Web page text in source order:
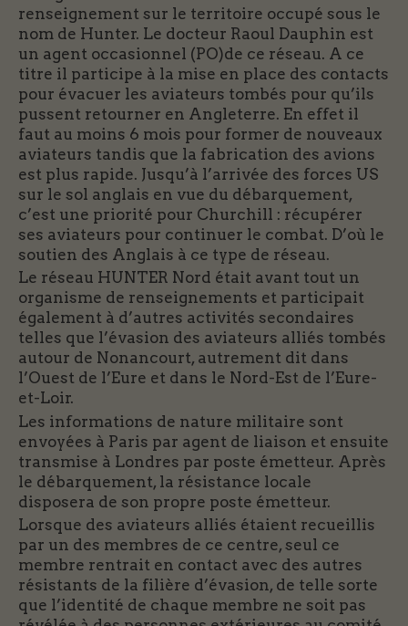
renseignement sur le territoire occupé sous le
nom de Hunter. Le docteur Raoul Dauphin est
un agent occasionnel (PO)de ce réseau. A ce
titre il participe à la mise en place des contacts
pour évacuer les aviateurs tombés pour qu’ils
pussent retourner en Angleterre. En effet il
faut au moins 6 mois pour former de nouveaux
aviateurs tandis que la fabrication des avions
est plus rapide. Jusqu’à l’arrivée des forces US
sur le sol anglais en vue du débarquement,
c’est une priorité pour Churchill : récupérer
ses aviateurs pour continuer le combat. D’où le
soutien des Anglais à ce type de réseau.
Le réseau HUNTER Nord était avant tout un
organisme de renseignements et participait
également à d’autres activités secondaires
telles que l’évasion des aviateurs alliés tombés
autour de Nonancourt, autrement dit dans
l’Ouest de l’Eure et dans le Nord-Est de l’Eure-
et-Loir.
Les informations de nature militaire sont
envoyées à Paris par agent de liaison et ensuite
transmise à Londres par poste émetteur. Après
le débarquement, la résistance locale
disposera de son propre poste émetteur.
Lorsque des aviateurs alliés étaient recueillis
par un des membres de ce centre, seul ce
membre rentrait en contact avec des autres
résistants de la filière d’évasion, de telle sorte
que l’identité de chaque membre ne soit pas